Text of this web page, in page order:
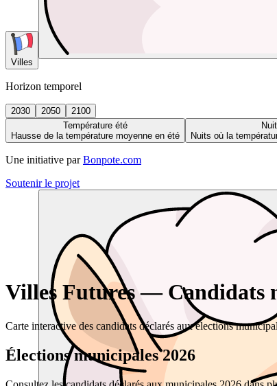
Villes
Horizon temporel
2030 2050
2100
Température été
Hausse de la température moyenne en été
Nuits où la
Une initiative par Bonpote.com
Soutenir le projet
Villes Futures — Candidats
Carte interactive des candidats déclarés aux élections
Élections municipales 2026